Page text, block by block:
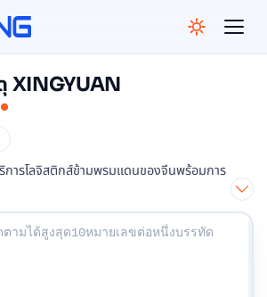
XINGYUAN
การโลจิสติกส์ข้ามพรมแดนของจีนพร้อมการ
ของคุณ: